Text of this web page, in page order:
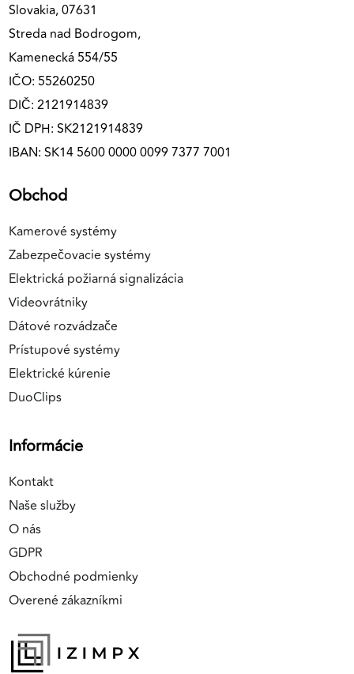
Slovakia, 07631
Streda nad Bodrogom,
Kamenecká 554/55
IČO: 55260250
DIČ: 2121914839
IČ DPH: SK2121914839
IBAN: SK14 5600 0000 0099 7377 7001
Obchod
Kamerové systémy
Zabezpečovacie systémy
Elektrická požiarná signalizácia
Videovrátniky
Dátové rozvádzače
Prístupové systémy
Elektrické kúrenie
DuoClips
Informácie
Kontakt
Naše služby
O nás
GDPR
Obchodné podmienky
Overené zákazníkmi